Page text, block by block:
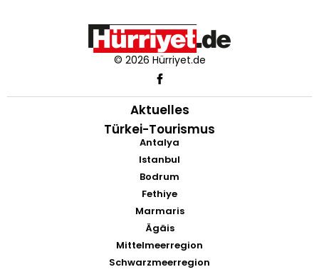
© 2026 Hürriyet.de
Aktuelles
Türkei-Tourismus
Antalya
Istanbul
Bodrum
Fethiye
Marmaris
Ägäis
Mittelmeerregion
Schwarzmeerregion